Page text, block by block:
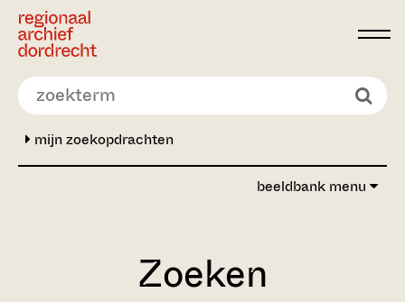
Ga direct naar de inhoud
mijn zoekopdrachten
beeldbank menu
Zoeken